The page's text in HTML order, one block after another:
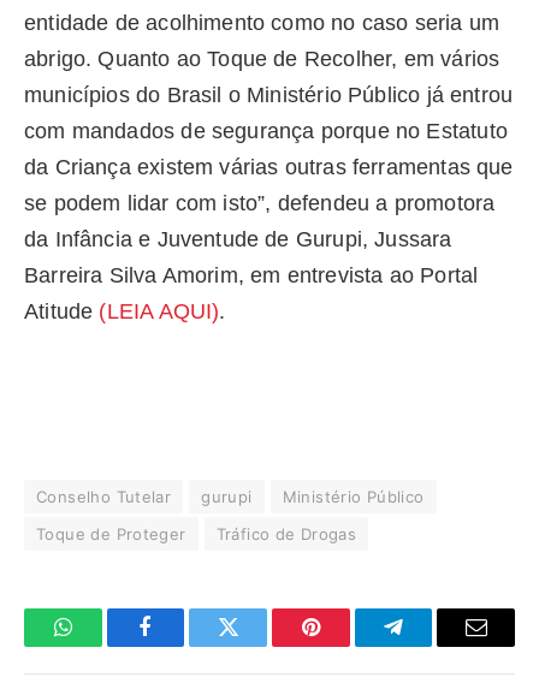
entidade de acolhimento como no caso seria um
abrigo. Quanto ao Toque de Recolher, em vários
municípios do Brasil o Ministério Público já entrou
com mandados de segurança porque no Estatuto
da Criança existem várias outras ferramentas que
se podem lidar com isto”, defendeu a promotora
da Infância e Juventude de Gurupi, Jussara
Barreira Silva Amorim, em entrevista ao Portal
Atitude (LEIA AQUI).
Conselho Tutelar gurupi
Ministério Público
Toque de Proteger
Tráfico de Drogas
WhatsAppFacebookTwitter Pinterest TelegramaE-